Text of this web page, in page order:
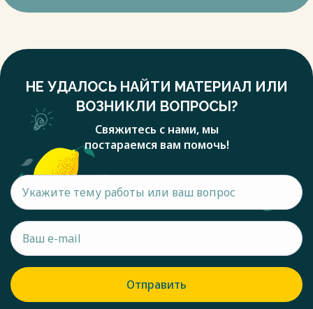
НЕ УДАЛОСЬ НАЙТИ МАТЕРИАЛ ИЛИ
ВОЗНИКЛИ ВОПРОСЫ?
Свяжитесь с нами, мы
постараемся вам помочь!
Отправить